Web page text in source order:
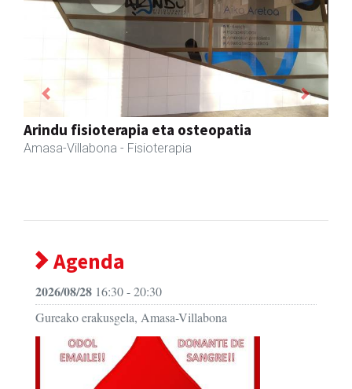
Amasa kafetegia
Amasa-Villabona - Gozotegiak
Previous Next
Agenda
2026/08/28 16:30 - 20:30
Gureako erakusgela, Amasa-Villabona